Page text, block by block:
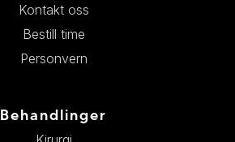
Kontakt oss
Bestill time
Personvern
Behandlinger